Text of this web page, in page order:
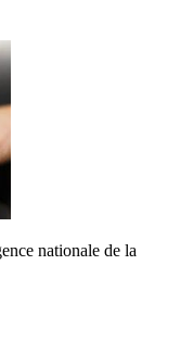
nationale de la